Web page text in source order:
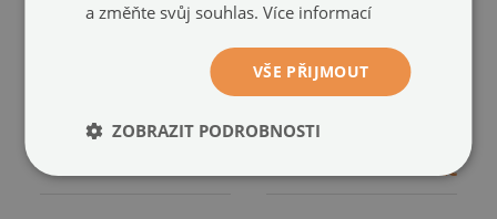
Sada obrazů Citrusová
2 249 Kč
Rustikální citrony do
kuchyně
poliptyk v rámu
(#zo-mdf-5cz-
00292716)
2 249 Kč
a změňte svůj souhlas. Více informací
VŠE PŘIJMOUT
ZOBRAZIT PODROBNOSTI